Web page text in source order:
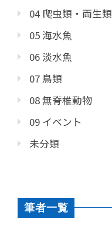
04 爬虫類・両生類
05 海水魚
06 淡水魚
07 鳥類
08 無脊椎動物
09 イベント
未分類
筆者一覧